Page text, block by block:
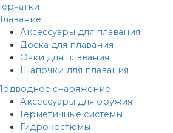
Аксессуары для плавания
Доска для плавания
Очки для плавания
Шапочки для плавания
снаряжение
Аксессуары для оружия
Герметичные системы
Гидрокостюмы